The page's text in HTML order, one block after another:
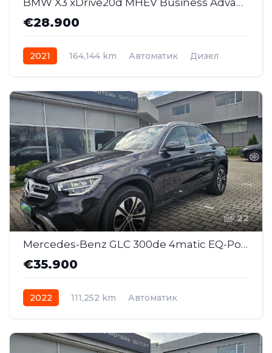
€28.900
2021 164,144 km Автоматик
Дизел
22
Mercedes-Benz GLC 300de 4matic EQ-Power AT (SAJ023)
€35.900
2022 111,252 km
Автоматик